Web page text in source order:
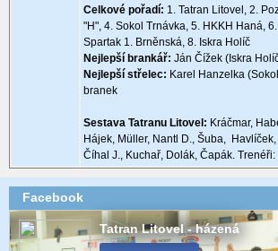
Celkové pořadí: 1. Tatran Litovel, 2.
"H", 4. Sokol Trnávka, 5. HKKH Haná,
Spartak 1. Brněnská, 8. Iskra Holíč
Nejlepší brankář: Ján Čížek (Iskra
Nejlepší střelec: Karel Hanzelka
branek
Sestava Tatranu Litovel: Kráčmar,
Hájek, Müller, Nantl D., Šuba,
Číhal J., Kuchař, Dolák, Čapák. Trenéři:
Facebook
Tatran Litovel - házená